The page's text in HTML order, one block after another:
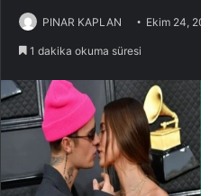
PINAR KAPLAN Ekim 24,
1 dakika okuma süresi